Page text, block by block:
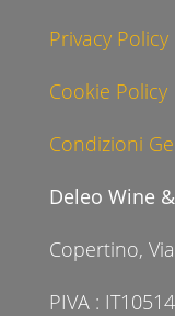
Privacy Policy
Cookie Policy
Condizioni
Deleo Wine
Copertino,
PIVA :